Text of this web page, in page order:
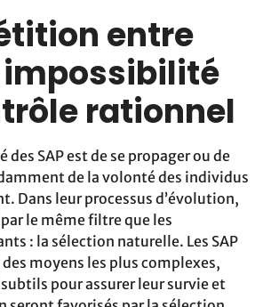
entre
impossibilité
rationnel
SAP est de se propager ou de
de la volonté des individus
Dans leur processus d’évolution,
par le même filtre que les
: la sélection naturelle. Les SAP
moyens les plus complexes,
pour assurer leur survie et